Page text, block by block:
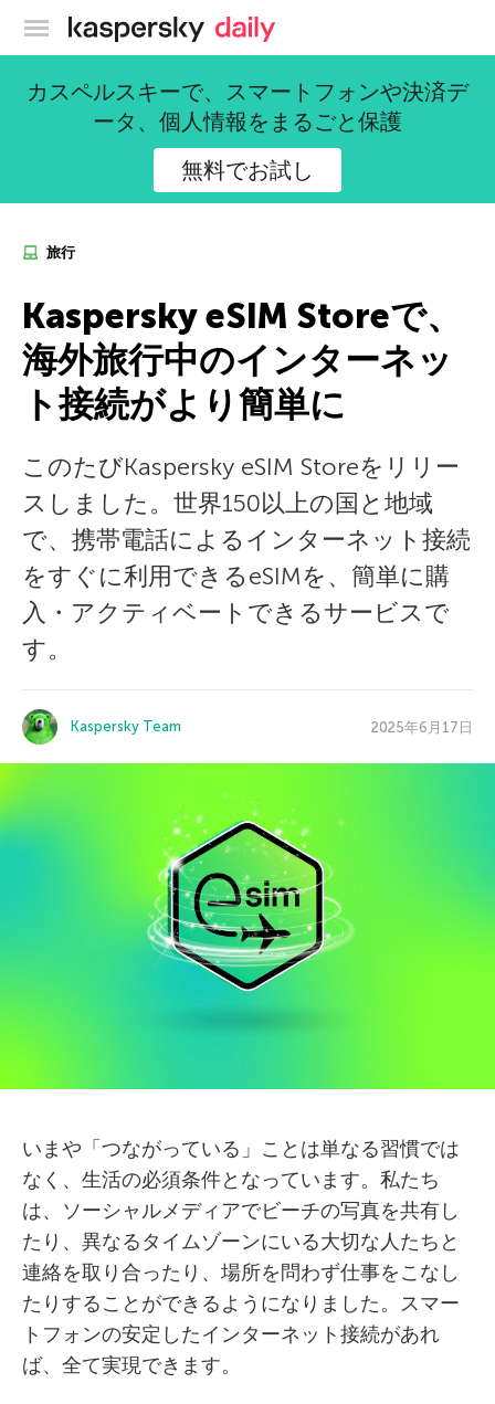
カスペルスキー公式ブログ
カスペルスキーで、スマートフォンや決済デ
ータ、個人情報をまるごと保護
無料でお試し
旅行
Kaspersky eSIM Storeで、
海外旅行中のインターネッ
ト接続がより簡単に
このたびKaspersky eSIM Storeをリリー
スしました。世界150以上の国と地域
で、携帯電話によるインターネット接続
をすぐに利用できるeSIMを、簡単に購
入・アクティベートできるサービスで
す。
Kaspersky Team 2025年6月17日
いまや「つながっている」ことは単なる習慣では
なく、生活の必須条件となっています。私たち
は、ソーシャルメディアでビーチの写真を共有し
たり、異なるタイムゾーンにいる大切な人たちと
連絡を取り合ったり、場所を問わず仕事をこなし
たりすることができるようになりました。スマー
トフォンの安定したインターネット接続があれ
ば、全て実現できます。